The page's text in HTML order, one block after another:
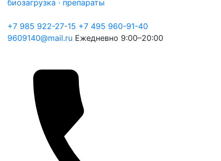
биозагрузка · препараты
+7 985 922-27-15 +7 495 960-91-40
9609140@mail.ru Ежедневно 9:00–20:00